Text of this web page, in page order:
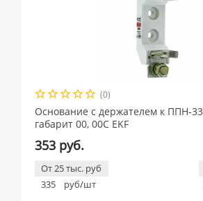
(0)
Основание с держателем к ППН-33
габарит 00, 00С EKF
353 руб.
От 25 тыс. руб
335
руб/шт